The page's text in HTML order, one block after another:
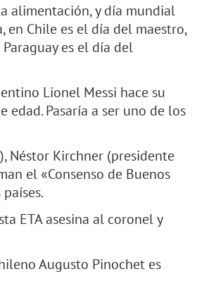
alimentación, y día mundial
en Chile es el día del maestro,
es el día del
Lionel Messi hace su
edad. Pasaría a ser uno de los
Néstor Kirchner (presidente
el «Consenso de Buenos
ETA asesina al coronel y
Augusto Pinochet es